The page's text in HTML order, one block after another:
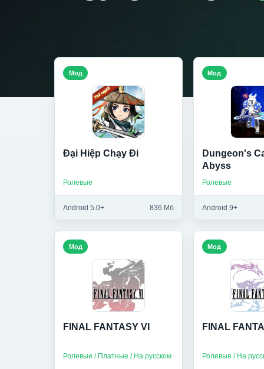
Đại Hiệp Chạy Đi
Ролевые
Android 5.0+ 836 Мб
Мод
Dungeon's
Abyss
Ролевые
Android 9+
Мод
FINAL FANTASY VI
Ролевые / Платные / На русском
Мод
FINAL
Ролевые / На
Мод